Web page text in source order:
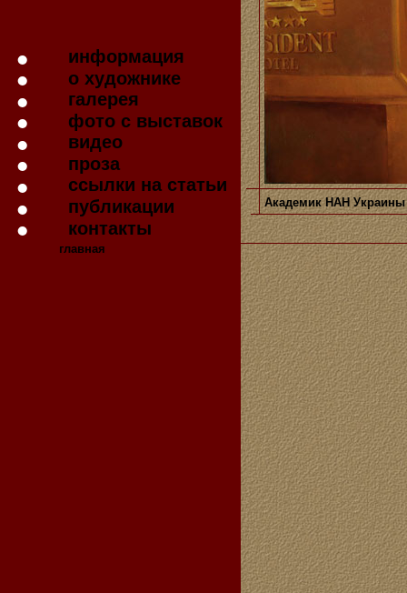
информация
о художнике
галерея
фото с выставок
видео
проза
ссылки на статьи
публикации
контакты
главная
Академик НАН